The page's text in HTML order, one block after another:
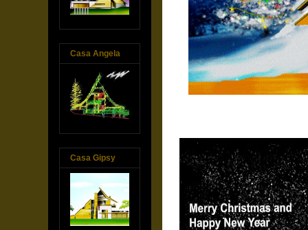
Casa Angela
Casa Gipsy